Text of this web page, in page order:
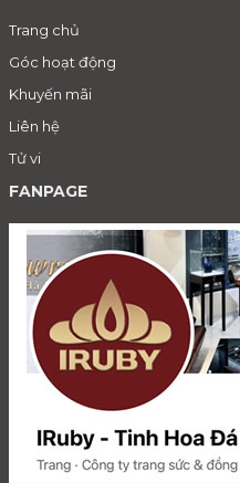
Trang chủ
Góc hoạt động
Khuyến mãi
Liên hệ
Tử vi
FANPAGE